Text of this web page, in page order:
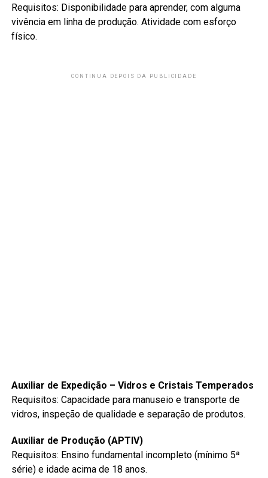
Requisitos: Disponibilidade para aprender, com alguma
vivência em linha de produção. Atividade com esforço
físico.
CONTINUA DEPOIS DA PUBLICIDADE
Auxiliar de Expedição – Vidros e Cristais Temperados
Requisitos: Capacidade para manuseio e transporte de
vidros, inspeção de qualidade e separação de produtos.
Auxiliar de Produção (APTIV)
Requisitos: Ensino fundamental incompleto (mínimo 5ª
série) e idade acima de 18 anos.